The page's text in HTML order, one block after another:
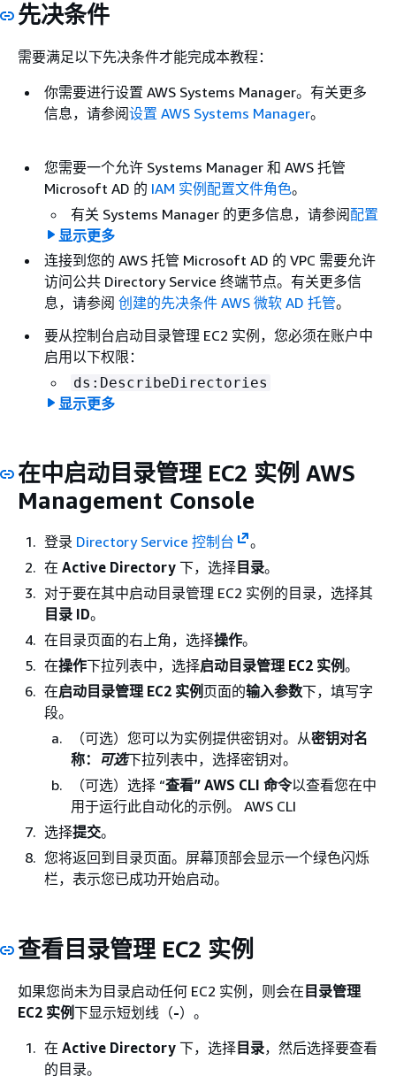
先决条件
需要满足以下先决条件才能完成本教程：
你需要进行设置 AWS Systems Manager。有关更多
信息，请参阅设置 AWS Systems Manager。
您需要一个允许 Systems Manager 和 AWS 托管
Microsoft AD 的 IAM 实例配置文件角色。
有关 Systems Manager 的更多信息，请参阅配置
Systems Manager 所需的实例权限
IAM 实例角色需要以下 AWS 托管策略，这样您的
EC2 目录管理Windows实例才能加入您的 AWS 托
管 Microsoft AD：
AmazonSSMManagedInstanceCore
AmazonSSMDirectoryServiceAccess
显示更多
连接到您的 AWS 托管 Microsoft AD 的 VPC 需要允许
访问公共 Directory Service 终端节点。有关更多信
息，请参阅 创建的先决条件 AWS 微软 AD 托管。
要从控制台启动目录管理 EC2 实例，您必须在账户中
启用以下权限：
ds:DescribeDirectories
ec2:AuthorizeSecurityGroupIngress
ec2:CreateTags
ec2:DeleteSecurityGroup
ec2:DescribeInstances
ec2:DescribeInstanceStatus
ec2:DescribeKeyPairs
ec2:DescribeSecurityGroups
ec2:DescribeVpcs
ec2:RunInstances
ec2:TerminateInstances
iam:AddRoleToInstanceProfile
iam:AttachRolePolicy
iam:CreateInstanceProfile
iam:CreateRole
iam:DeleteInstanceProfile
iam:DeleteRole
iam:DetachRolePolicy
iam:GetInstanceProfile
iam:ListAttachedRolePolicies
iam:ListInstanceProfilesForRole
iam:PassRole
iam:RemoveRoleFromInstanceProfile
iam:TagInstanceProfile
显示更多
在中启动目录管理 EC2 实例 AWS
Management Console
登录 Directory Service 控制台
。
在 Active Directory 下，选择 目录。
对于要在其中启动目录管理 EC2 实例的目录，选择其
目录 ID。
在目录页面的右上角，选择操作。
在操作下拉列表中，选择启动目录管理 EC2 实例。
在启动目录管理 EC2 实例 页面的输入参数下，填写字
段。
（可选）您可以为实例提供密钥对。从密钥对名
称：
可选下拉列表中，选择密钥对。
（可选）选择 “查看” AWS CLI 命令以查看您在中
用于运行此自动化的示例。 AWS CLI
选择提交。
您将返回到目录页面。屏幕顶部会显示一个绿色闪烁
栏，表示您已成功开始启动。
查看目录管理 EC2 实例
如果您尚未为目录启动任何 EC2 实例，则会在目录管理
EC2 实例下显示短划线（-）。
在 Active Directory 下，选择目录，然后选择要查看
的目录。